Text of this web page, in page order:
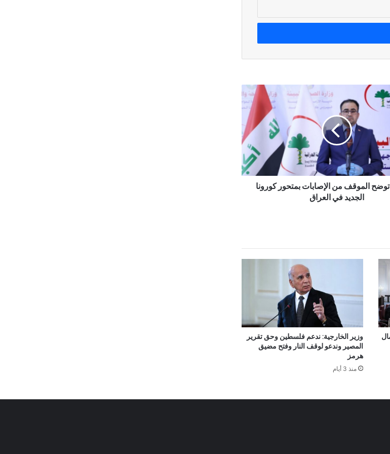
الموقف من الإصابات بمتحور كورونا
الجديد في العراق
وزير الخارجية: ندعم فلسطين وحق تقرير
المصير وندعو لوقف النار وفتح مضيق
هرمز
منذ 3 أيام